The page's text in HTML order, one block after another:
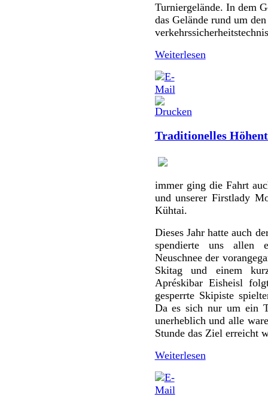
Turniergelände. In dem
das Gelände rund um
Weiterlesen
Traditionelles
immer ging die Fahrt
und unserer Firstlady
Kühtai.
Dieses Jahr hatte auch
spendierte uns allen
Neuschnee der
Skitag und einem
Apréskibar Eisheisl
gesperrte Skipiste
Da es sich nur um ein
unerheblich und alle
Stunde das Ziel erreicht
Weiterlesen